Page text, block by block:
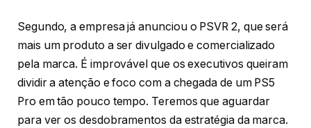
Segundo, a empresa já anunciou o PSVR 2, que será
mais um produto a ser divulgado e comercializado
pela marca. É improvável que os executivos queiram
dividir a atenção e foco com a chegada de um PS5
Pro em tão pouco tempo. Teremos que aguardar
para ver os desdobramentos da estratégia da marca.